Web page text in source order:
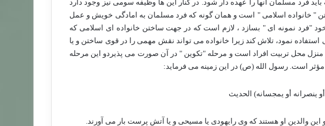
فرد مسلمان آنها را عهده دار شود. در کنار این ها وظیفه سومی نیز وجود دارد
" خانواده اسلامی " است و همان گونه که فرد مسلمان به امادگی خویش و عمل
"فرد نمونه ای " بسازد ، لازم است که در جهت ساختن خانواده ای اسلامی که
استفاده نمود، تلاش کند زیرا خانواده می تواند نقش مهمی را در قوی ساختن و یا
منزل محل تربیت افراد است و مرحله "تکوین " در آن صورت می پذیردو این مرحله
است. رسول الله (ص) در این زمینه می فرماید:
ینصرانه أو یمجسانه) الحدیث
والدین او هستند که وی رایهودی یا مسیحی و یا آتش پرست بار می آورند.